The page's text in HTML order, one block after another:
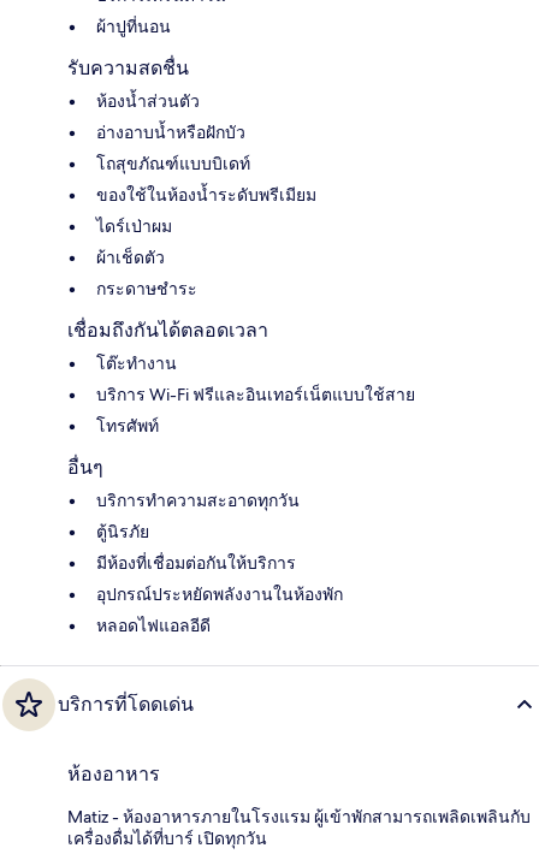
ผ้าปูที่นอน
รับความสดชื่น
ห้องน้ำส่วนตัว
อ่างอาบน้ำหรือฝักบัว
โถสุขภัณฑ์แบบบิเดท์
ของใช้ในห้องน้ำระดับพรีเมียม
ไดร์เป่าผม
ผ้าเช็ดตัว
กระดาษชำระ
เชื่อมถึงกันได้ตลอดเวลา
โต๊ะทำงาน
บริการ Wi-Fi ฟรีและอินเทอร์เน็ตแบบใช้สาย
โทรศัพท์
อื่นๆ
บริการทำความสะอาดทุกวัน
ตู้นิรภัย
มีห้องที่เชื่อมต่อกันให้บริการ
อุปกรณ์ประหยัดพลังงานในห้องพัก
หลอดไฟแอลอีดี
บริการที่โดดเด่น
ห้องอาหาร
Matiz - ห้องอาหารภายในโรงแรม ผู้เข้าพักสามารถเพลิดเพลินกับ
เครื่องดื่มได้ที่บาร์ เปิดทุกวัน